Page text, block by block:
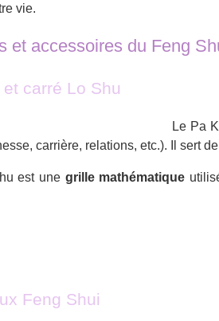
vie.
et accessoires du Feng
carré Lo Shu
Le Pa
carrière, relations, etc.). Il sert de
est une grille mathématique
Feng Shui